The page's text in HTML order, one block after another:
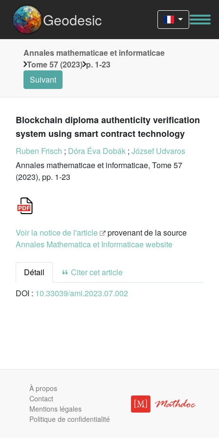
Geodesic
Annales mathematicae et informaticae
Tome 57 (2023) p. 1-23
Suivant
Blockchain diploma authenticity verification
system using smart contract technology
Ruben Frisch ; Dóra Éva Dobák ; József Udvaros
Annales mathematicae et informaticae, Tome 57
(2023), pp. 1-23
Voir la notice de l'article
provenant de la source
Annales Mathematica et Informaticae website
Détail
Citer cet article
DOI : 10.33039/ami.2023.07.002
À propos
Contact
Mentions légales
Politique de confidentialité